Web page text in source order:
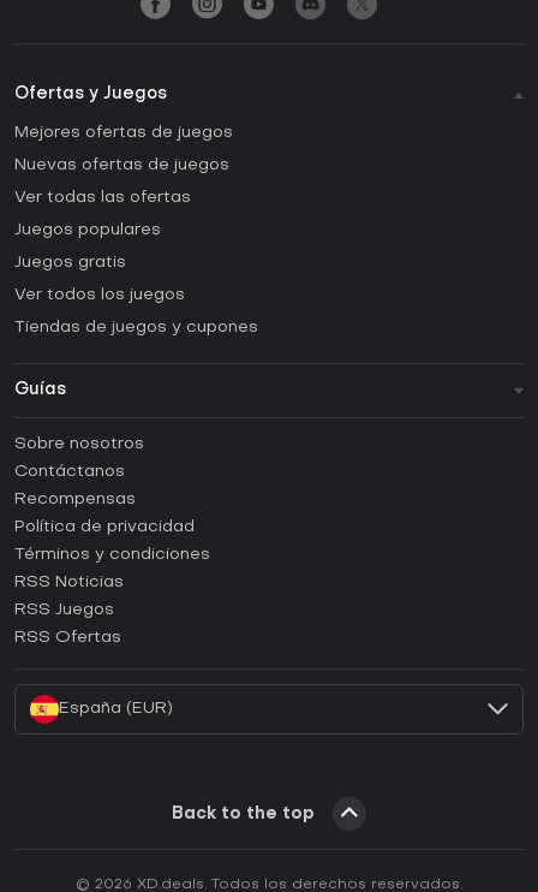
Ofertas y Juegos
Mejores ofertas de juegos
Nuevas ofertas de juegos
Ver todas las ofertas
Juegos populares
Juegos gratis
Ver todos los juegos
Tiendas de juegos y cupones
Guías
Guías y tutoriales
¿Cómo activar una CD Key de Steam?
¿Cómo activar una CD Key de Epic Games?
¿Cómo activar una CD Key de GOG?
¿Cómo activar una CD Key de Ubisoft Connect?
Sobre nosotros
Contáctanos
Recompensas
Política de privacidad
Términos y condiciones
RSS Noticias
RSS Juegos
RSS Ofertas
España (EUR)
Back to the top
© 2026 XD.deals. Todos los derechos reservados.